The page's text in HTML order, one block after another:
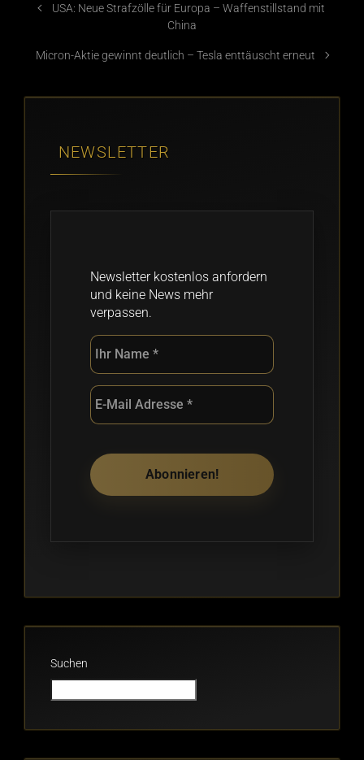
USA: Neue Strafzölle für Europa – Waffenstillstand mit
China
Micron-Aktie gewinnt deutlich – Tesla enttäuscht erneut
NEWSLETTER
Newsletter kostenlos anfordern
und keine News mehr
verpassen.
Suchen